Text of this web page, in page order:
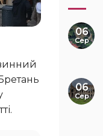
06
Сер
06
Сер